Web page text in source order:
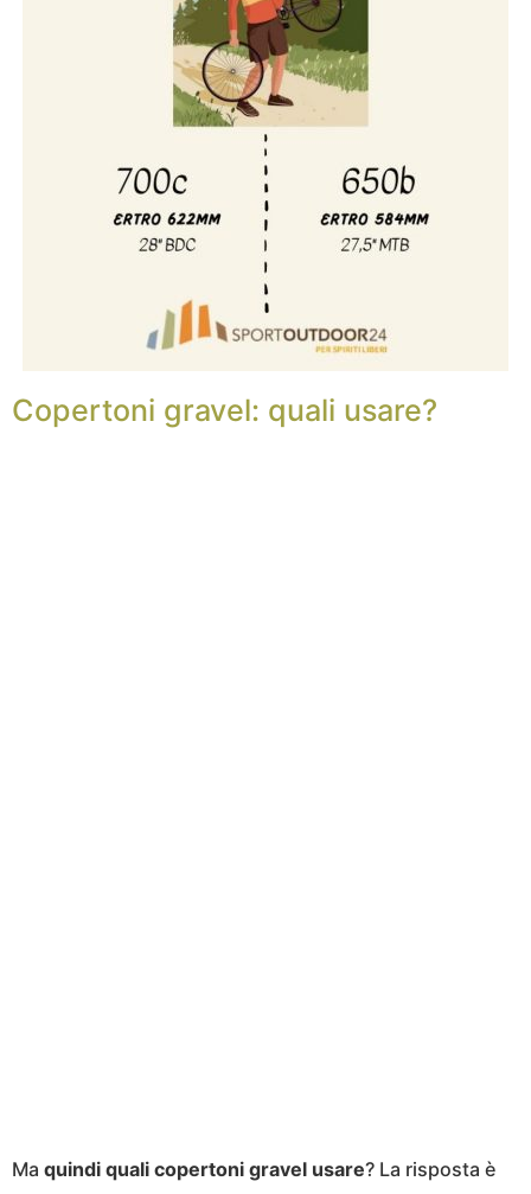
Copertoni gravel: quali usare?
Ma quindi quali copertoni gravel usare? La risposta è